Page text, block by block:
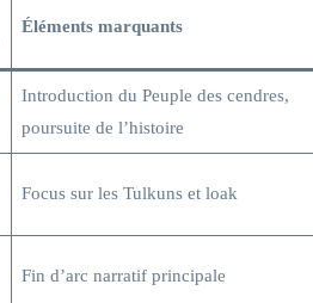
Éléments marquants
Introduction du Peuple des cendres,
poursuite de l’histoire
Focus sur les Tulkuns et loak
Fin d’arc narratif principale